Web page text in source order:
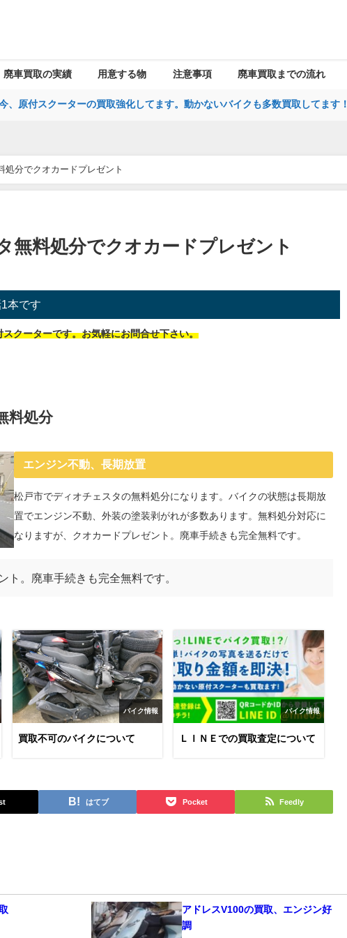
廃車買取の実績 用意する物 注意事項 廃車買取までの流れ
、原付スクーターの買取強化してます。動かないバイクも多数買取してます！
処分でクオカードプレゼント
無料処分でクオカードプレゼント
本です
クーターです。お気軽にお問合せ下さい。
料処分
エンジン不動、長期放置
松戸市でディオチェスタの無料処分になります。バイクの状態は長期放
置でエンジン不動、外装の塗装剥がれが多数あります。無料処分対応に
なりますが、クオカードプレゼント。廃車手続きも完全無料です。
ト。廃車手続きも完全無料です。
バイク情報
買取不可のバイクについて
バイク情報
ＬＩＮＥでの買取査定について
はてブ Pocket Feedly
アドレスV100の買取、エンジン好
調